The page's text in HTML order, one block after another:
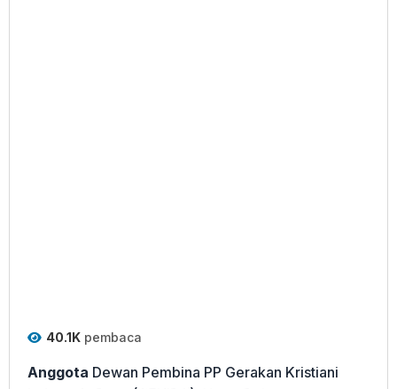
40.1K pembaca
Anggota Dewan Pembina PP Gerakan Kristiani